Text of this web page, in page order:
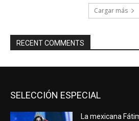
Cargar más
RECENT COMMENTS
SELECCIÓN ESPECIAL
La mexicana